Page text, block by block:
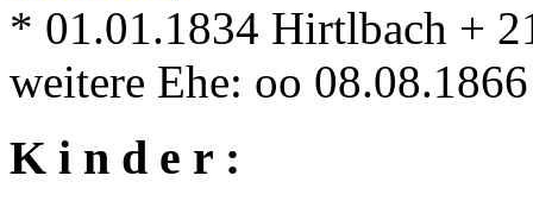
* 01.01.1834 Hirtlbach +
weitere Ehe: oo
K i n d e r :